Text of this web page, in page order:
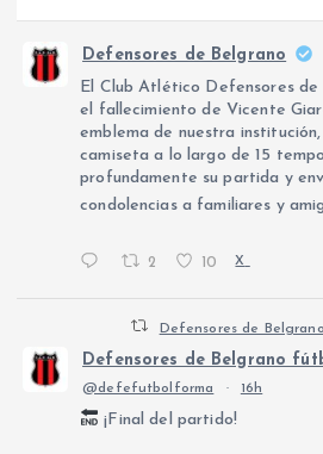
Defensores de Belgrano
El Club Atlético Defensores de
el fallecimiento de Vicente
emblema de nuestra
camiseta a lo largo de 15
profundamente su partida y
condolencias a familiares y
2 10 X
Defensores de
Defensores de Belgrano
@defefutbolforma · 16h
¡Final del partido!